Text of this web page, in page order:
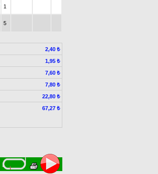
1
5
2,40 ₺
1,95 ₺
7,60 ₺
7,80 ₺
22,80 ₺
67,27 ₺